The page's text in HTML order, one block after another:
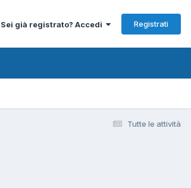
Sei già registrato? Accedi Registrati
Tutte le attività